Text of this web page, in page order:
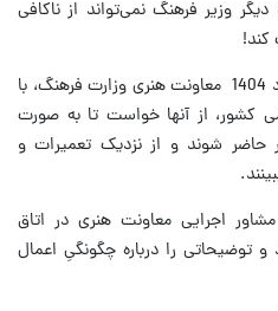
وزیر فرهنگ نمی‌تواند از ناکافی
کند!
حالا و در بعداز ظهر سه‌شنبه 7 مرداد 1404 معاونت هنری وزارت فرهنگ، با
کشور، از آنها خواست تا به صورت
حاضر شوند و از نزدیک تعمیرات و
اجرایی معاونت هنری در اتاق
توضیحاتی را درباره چگونگیِ اعمال